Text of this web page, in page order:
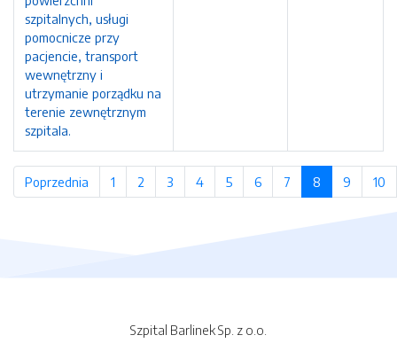
szpitalnych, usługi
pomocnicze przy
pacjencie, transport
wewnętrzny i
utrzymanie porządku na
terenie zewnętrznym
szpitala.
Poprzednia strona
1 strona
2 strona
3 strona
4 strona
5 strona
6 strona
7 strona
8 (bieżąca
9 strona
10
Szpital Barlinek Sp. z o.o.